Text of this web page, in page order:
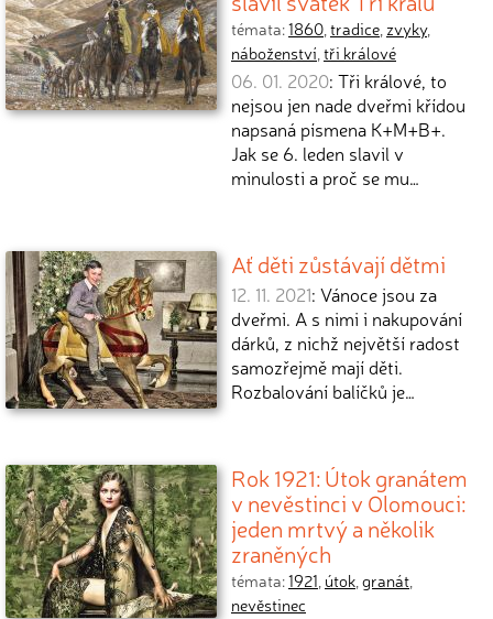
témata:1860,tradice, zvyky,
náboženství,tři králové
06. 01. 2020: Tři králové, to
nejsou jen nade dveřmi křídou
napsaná písmena K+M+B+.
Jak se 6. leden slavil v
minulosti a proč se mu…
Ať děti zůstávají dětmi
12. 11. 2021: Vánoce jsou za
dveřmi. A s nimi i nakupování
dárků, z nichž největší radost
samozřejmě mají děti.
Rozbalování balíčků je…
Rok 1921: Útok granátem
v nevěstinci v Olomouci:
jeden mrtvý a několik
zraněných
témata:1921, útok,granát,
nevěstinec